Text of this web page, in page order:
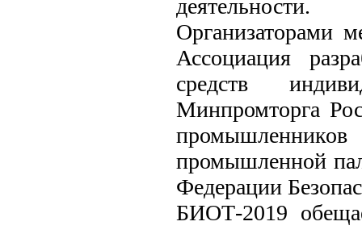
деятельности.
Организаторами
Ассоциация
средств
Минпромторга
промышленной
Федерации
БИОТ-2019